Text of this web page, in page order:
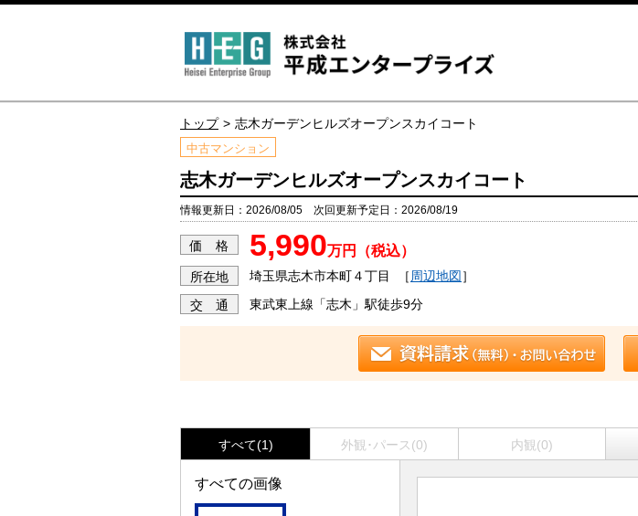
トップ 志木ガーデンヒルズオープンスカイコート
中古マンション
志木ガーデンヒルズオープンスカイコート
情報更新日：2026/08/05 次回更新予定日：2026/08/19
価 格 5,990万円（税込）
所在地 埼玉県志木市本町４丁目 ［ 周辺地図］
交 通 東武東上線「志木」駅徒歩9分
すべて(1) 外観･パース(0) 内観(0)
すべての画像